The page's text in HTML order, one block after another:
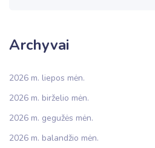
Archyvai
2026 m. liepos mėn.
2026 m. birželio mėn.
2026 m. gegužės mėn.
2026 m. balandžio mėn.